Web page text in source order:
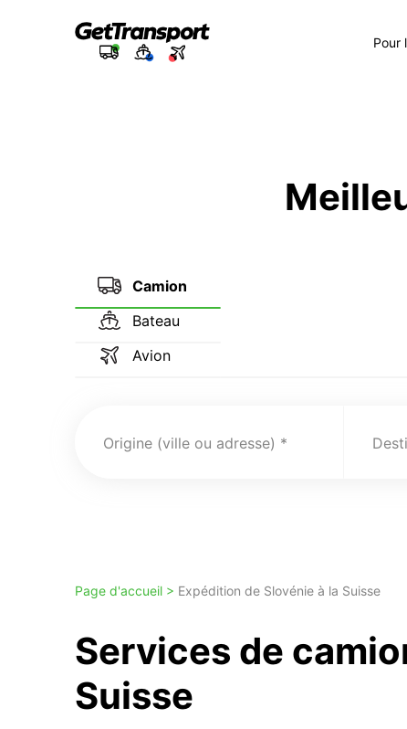
Pour
Camion
Bateau
Avion
Origine (ville ou adresse)
Page d'accueil > Expédition de Slovénie à la Suisse
Services de
Suisse